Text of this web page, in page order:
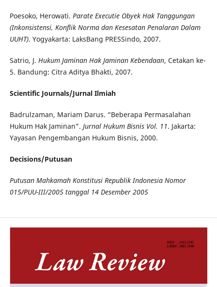
Poesoko, Herowati. Parate Executie Obyek Hak Tanggungan
(Inkonsistensi, Konflik Norma dan Kesesatan Penalaran Dalam
UUHT). Yogyakarta: LaksBang PRESSindo, 2007.
Satrio, J. Hukum Jaminan Hak Jaminan Kebendaan, Cetakan ke-
5. Bandung: Citra Aditya Bhakti, 2007.
Scientific Journals/Jurnal Ilmiah
Badrulzaman, Mariam Darus. “Beberapa Permasalahan
Hukum Hak Jaminan”. Jurnal Hukum Bisnis Vol. 11. Jakarta:
Yayasan Pengembangan Hukum Bisnis, 2000.
Decisions/Putusan
Putusan Mahkamah Konstitusi Republik Indonesia Nomor
015/PUU-III/2005 tanggal 14 Desember 2005